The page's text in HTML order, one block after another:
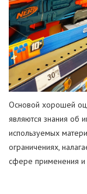
Основой хорошей
являются знания об
используемых
ограничениях,
сфере применения